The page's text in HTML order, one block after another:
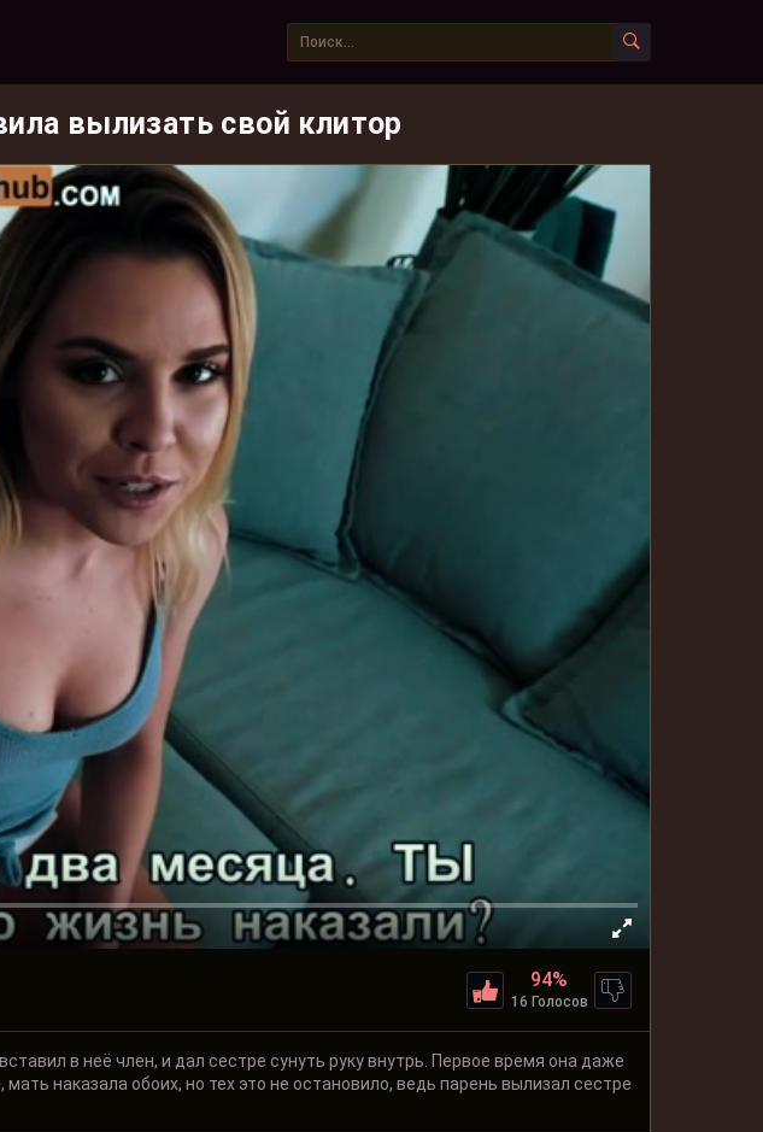
вылизать свой клитор
94%
16 Голосов
в неё член, и дал сестре сунуть руку внутрь. Первое время она даже
наказала обоих, но тех это не остановило, ведь парень вылизал сестре